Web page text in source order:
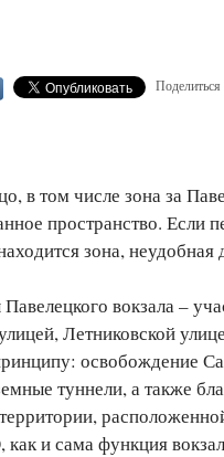
Поделиться
в том числе зона за
пространство. Если
зона,
вокзала –
Летниковской
освобождение
туннели, а также
и сама функция